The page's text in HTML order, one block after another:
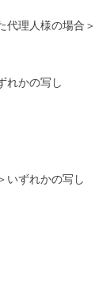
代理人様の場合＞
れかの写し
いずれかの写し